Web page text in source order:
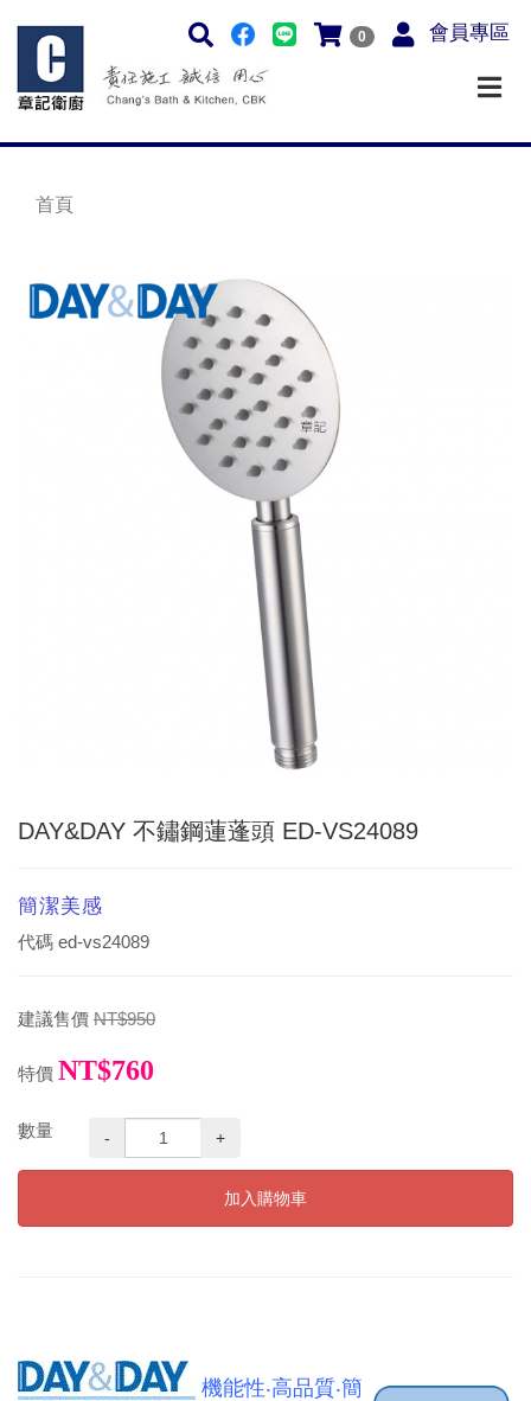
0 會員專區
首頁
DAY&DAY 不鏽鋼蓮蓬頭 ED-VS24089
簡潔美感
代碼 ed-vs24089
建議售價 NT$950
特價 NT$760
數量 - +
加入購物車
機能性‧高品質‧簡